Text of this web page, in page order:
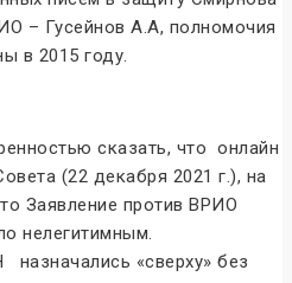
– Гусейнов А.А, полномочия
в 2015 году.
сказать, что онлайн
(22 декабря 2021 г.), на
Заявление против ВРИО
нелегитимным.
«сверху» без